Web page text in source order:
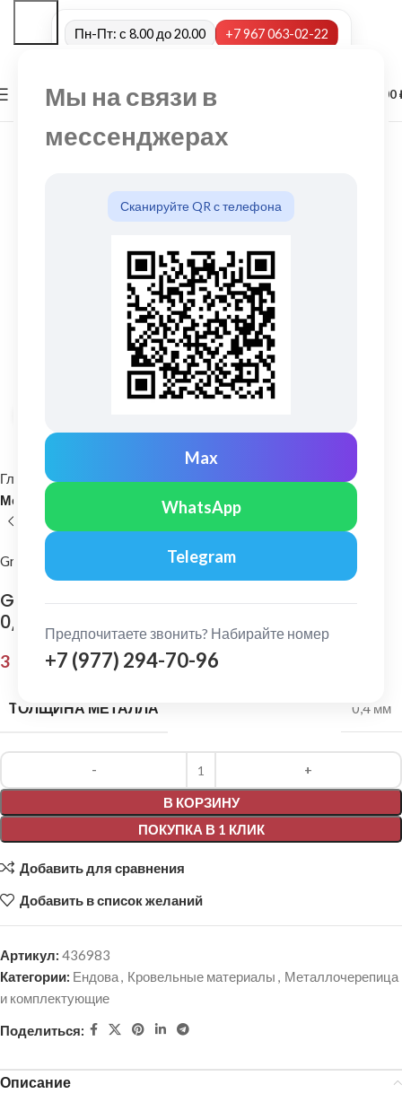
Мы на связи в
мессенджерах
Сканируйте QR с телефона
Max
WhatsApp
Telegram
Предпочитаете звонить? Набирайте номер
+7 (977) 294-70-96
Пн-Пт: с 8.00 до 20.00 +7 967 063-02-22
МЕНЮ 0,00
Главная Кровельные материалы
Металлочерепица и комплектующие
Grand Line
Grand Line: Ендова нижняя 300х300 мм Pe
0,4 мм Ral 7024
3 746,00 ₽
ТОЛЩИНА МЕТАЛЛА 0,4 мм
В КОРЗИНУ
ПОКУПКА В 1 КЛИК
Alternative:
Добавить для сравнения
Добавить в список желаний
Артикул: 436983
Категории: Ендова, Кровельные материалы , Металлочерепица
и комплектующие
Поделиться:
Описание